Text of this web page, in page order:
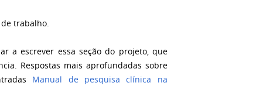
de trabalho.
a escrever essa seção do projeto, que
Respostas mais aprofundadas sobre
Manual de pesquisa clínica na